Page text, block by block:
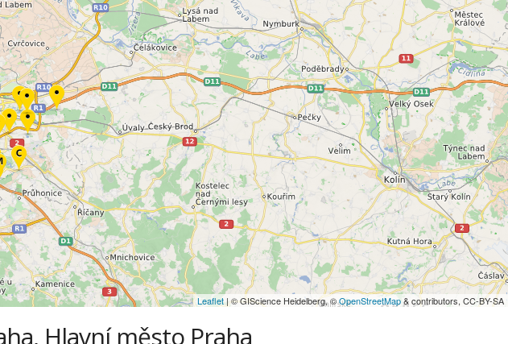
Leaflet | © GIScience Heidelberg, ©OpenStreetMap& contributors, CC-BY-SA
Hlavní město Praha